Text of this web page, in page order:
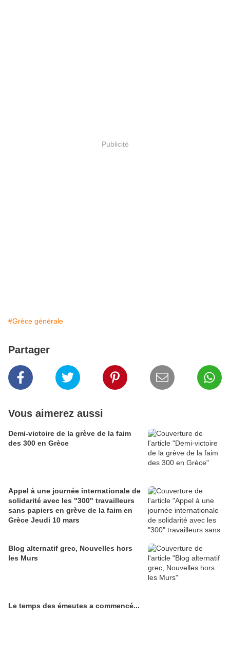
Publicité
#Grèce générale
Partager
Vous aimerez aussi
Demi-victoire de la grève de la faim
des 300 en Grèce
Appel à une journée internationale de
solidarité avec les "300" travailleurs
sans papiers en grève de la faim en
Grèce Jeudi 10 mars
Blog alternatif grec, Nouvelles hors
les Murs
Le temps des émeutes a commencé...